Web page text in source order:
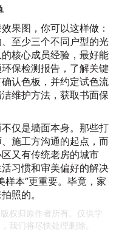
果图，你可以这样做：
至少三个不同户型的光
核心成员经验，最好能
保检测报告，了解关键
认色板，并约定试色流
维护方法，获取书面保
仅是墙面本身。那些打
施工方沟通的起点，而
又有传统老房的城市
习惯和审美偏好的解决
样本”更重要。毕竟，家
照的。
权归原作者所有。仅供学
我们将尽快处理删除。